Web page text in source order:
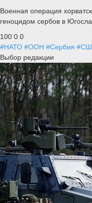
Военная операция
геноцидом сербов в
100 0 0
#НАТО #ООН #Сербия
Выбор редакции